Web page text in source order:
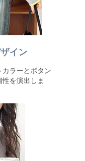
イン
ラーとボタン
を演出しま